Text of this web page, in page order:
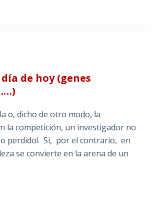
de hoy (genes
o, dicho de otro modo, la
la competición, un investigador no
perdido!. Si, por el contrario, en
se convierte en la arena de un